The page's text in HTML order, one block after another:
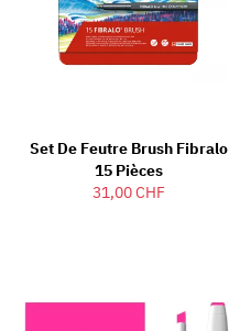
Set De Feutre Brush Fibralo
15 Pièces
31,00 CHF